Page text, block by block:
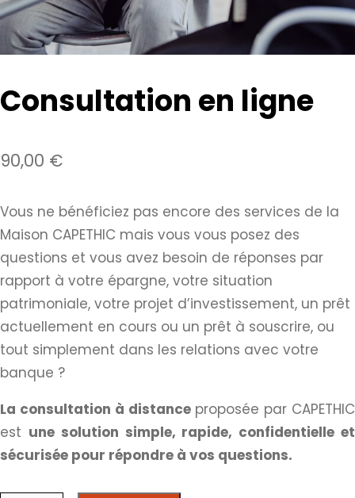
Consultation en ligne
90,00 €
Vous ne bénéficiez pas encore des services de la
Maison CAPETHIC mais vous vous posez des
questions et vous avez besoin de réponses par
rapport à votre épargne, votre situation
patrimoniale, votre projet d’investissement, un prêt
actuellement en cours ou un prêt à souscrire, ou
tout simplement dans les relations avec votre
banque ?
La consultation à distanceproposée par CAPETHIC
est une solution simple, rapide, confidentielle et
sécurisée pour répondre à vos questions.